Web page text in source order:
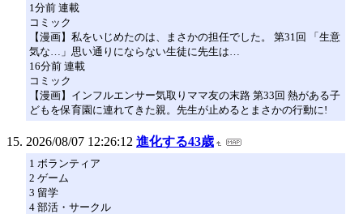
1分前 連載
コミック
【漫画】私をいじめたのは、まさかの担任でした。 第31回 「生意
気な…」思い通りにならない生徒に先生は…
16分前 連載
コミック
【漫画】インフルエンサー気取りママ友の末路 第33回 熱がある子
どもを保育園に連れてきた親。先生が止めるとまさかの行動に!
2026/08/07 12:26:12 進化する43歳
1 ボランティア
2 ゲーム
3 留学
4 部活・サークル